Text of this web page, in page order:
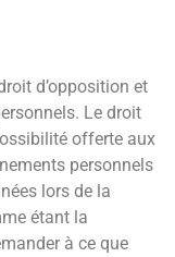
d’opposition et
Le droit
offerte aux
personnels
lors de la
étant la
à ce que